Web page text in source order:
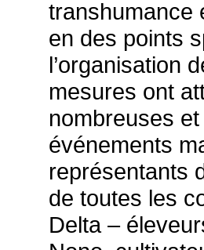
transhumance
en des points
l’organisation
mesures ont
nombreuses
événements
représentants
de toutes les
Delta –